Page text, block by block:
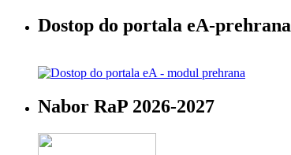
Dostop do portala eA-prehrana
Nabor RaP 2026-2027